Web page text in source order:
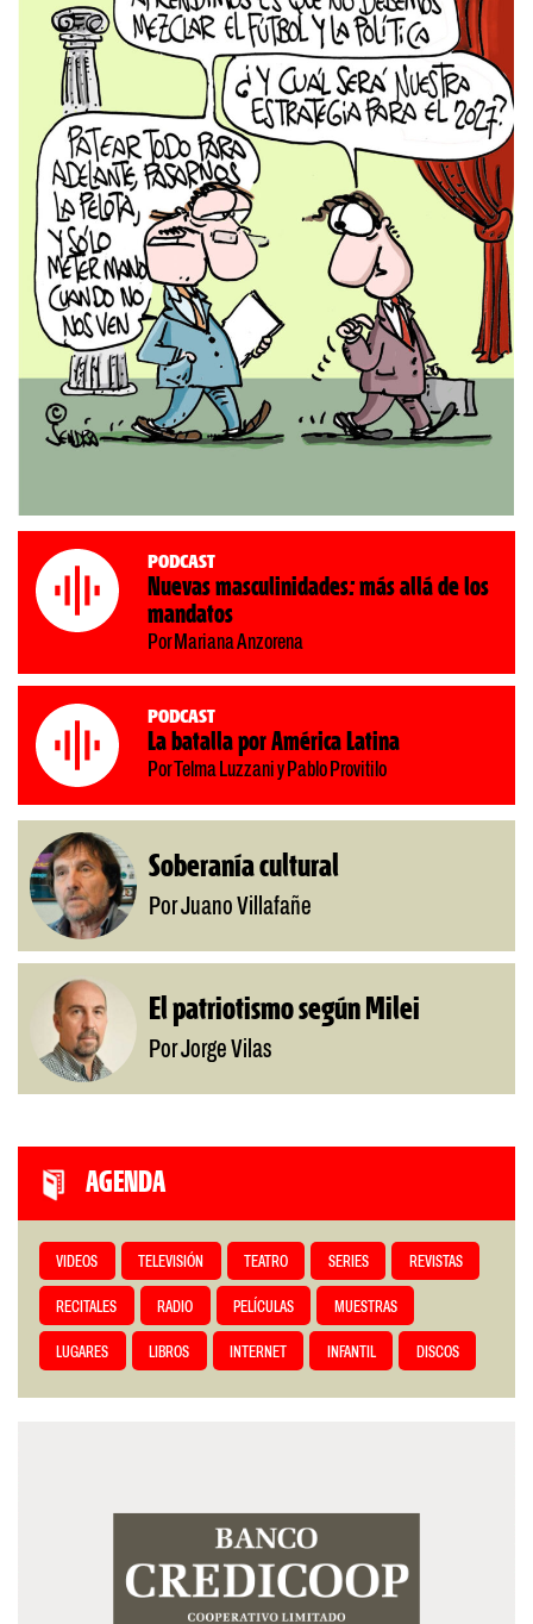
Podcast
Nuevas masculinidades: más allá de los
mandatos
Por Mariana Anzorena
Podcast
La batalla por América Latina
Por Telma Luzzani y Pablo Provitilo
Soberanía cultural
Por Juano Villafañe
El patriotismo según Milei
Por Jorge Vilas
AGENDA
VIDEOS TELEVISIÓN TEATRO SERIES REVISTAS
RECITALES RADIO PELÍCULAS MUESTRAS
LUGARES LIBROS INTERNET INFANTIL DISCOS